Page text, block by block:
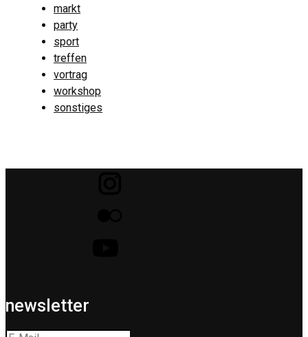
markt
party
sport
treffen
vortrag
workshop
sonstiges
newsletter